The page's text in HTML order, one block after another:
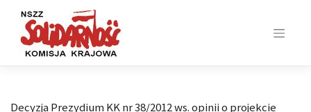
content
Decyzja Prezydium KK nr 38/2012 ws. opinii o projekcie